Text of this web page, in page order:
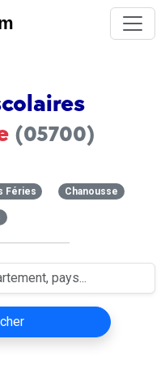
(05700)
Féries Chanousse